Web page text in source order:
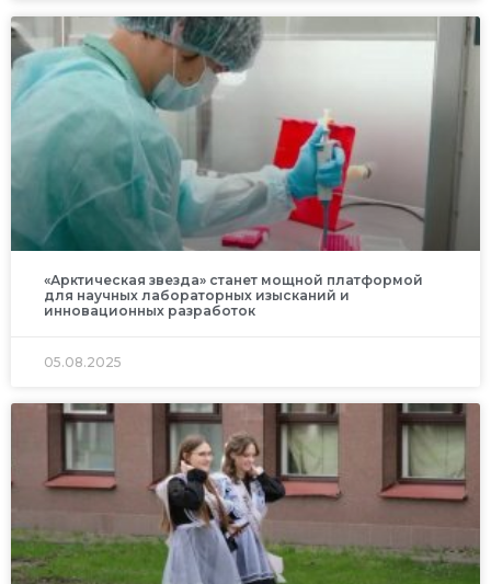
«Арктическая звезда» станет мощной платформой
для научных лабораторных изысканий и
инновационных разработок
05.08.2025